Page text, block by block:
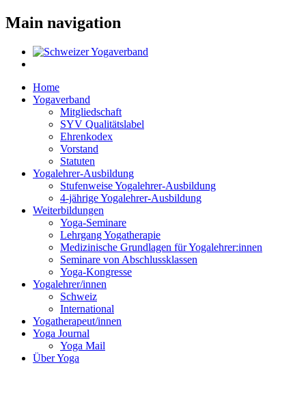
Main navigation
Home
Yogaverband
Mitgliedschaft
SYV Qualitätslabel
Ehrenkodex
Vorstand
Statuten
Yogalehrer-Ausbildung
Stufenweise Yogalehrer-Ausbildung
4-jährige Yogalehrer-Ausbildung
Weiterbildungen
Yoga-Seminare
Lehrgang Yogatherapie
Medizinische Grundlagen für Yogalehrer:innen
Seminare von Abschlussklassen
Yoga-Kongresse
Yogalehrer/innen
Schweiz
International
Yogatherapeut/innen
Yoga Journal
Yoga Mail
Über Yoga